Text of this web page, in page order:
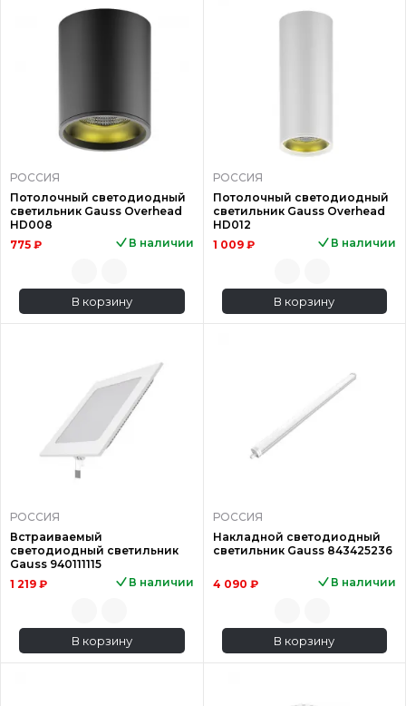
РОССИЯ
Потолочный светодиодный
светильник Gauss Overhead
HD008
775 ₽
В наличии
В корзину
РОССИЯ
Потолочный светодиодный
светильник Gauss Overhead
HD012
1 009 ₽
В наличии
В корзину
РОССИЯ
Встраиваемый
светодиодный светильник
Gauss 940111115
1 219 ₽
В наличии
В корзину
РОССИЯ
Накладной светодиодный
светильник Gauss 843425236
4 090 ₽ В наличии
В корзину